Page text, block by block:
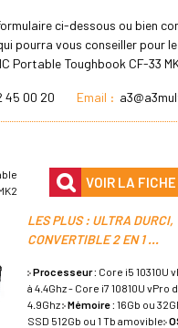
ci-dessous ou bien
pourra vous conseiller pour
Portable Toughbook CF-33
45 00 20 Email :
VOIR LA
LES PLUS : ULTRA DURCI,
CONVERTIBLE 2 EN 1 ...
Processeur : Core i5 10310U
à 4.4Ghz - Core i7 10810U vPro
4.9Ghz Mémoire :16Gb ou
SSD 512Gb ou 1 Tb amovible